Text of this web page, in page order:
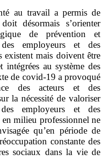
au travail a permis de
désormais s’orienter
de prévention et
employeurs et des
existent mais doivent être
intégrées au système des
de covid‑19 a provoqué
des acteurs et des
la nécessité de valoriser
employeurs et des
milieu professionnel ne
qu’en période de
constante des
sociaux dans la vie de